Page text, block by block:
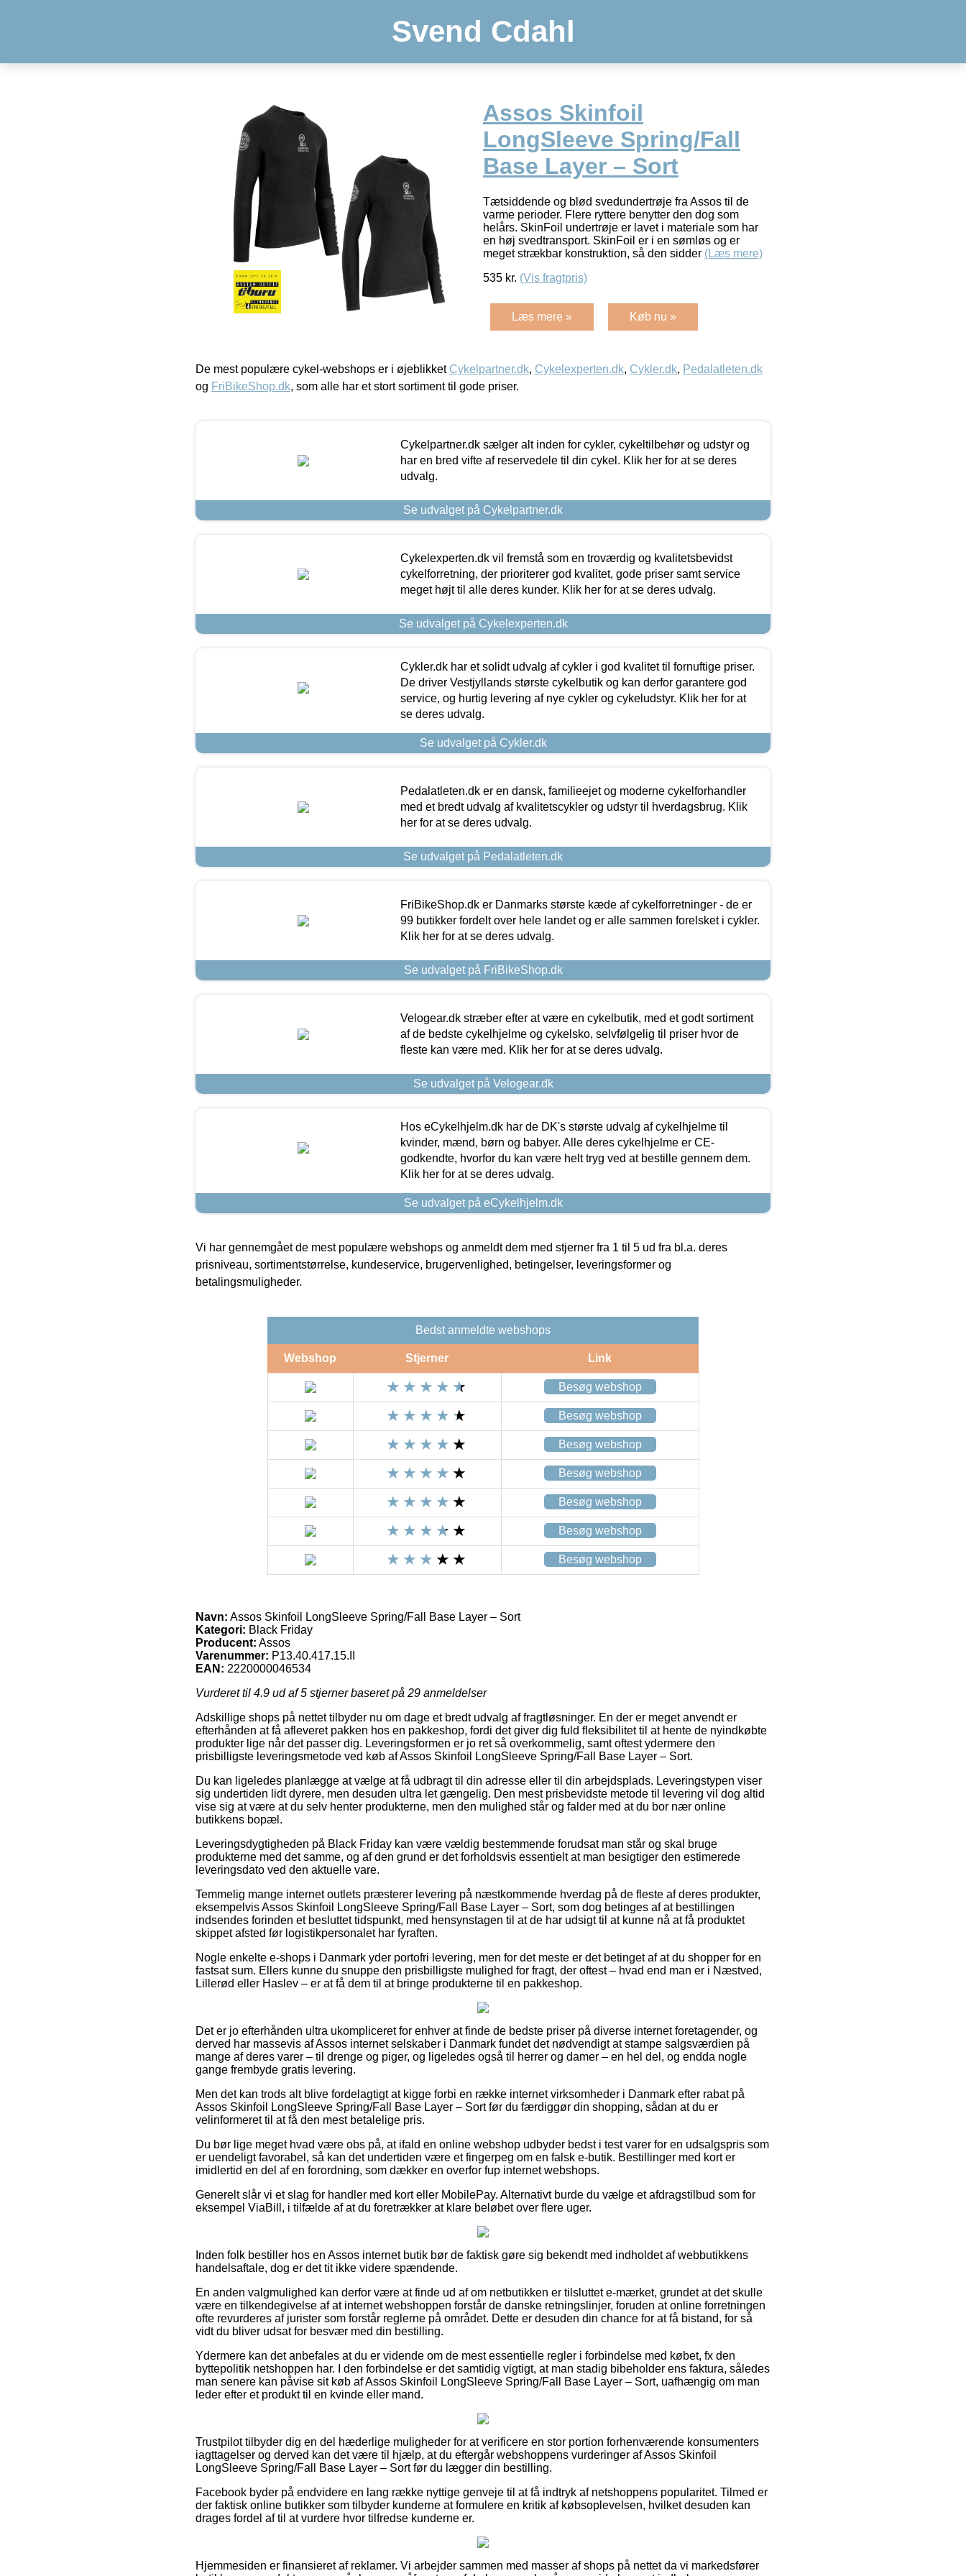
Svend Cdahl
Assos Skinfoil
LongSleeve Spring/Fall
Base Layer – Sort
Tætsiddende og blød svedundertrøje fra Assos til de
varme perioder. Flere ryttere benytter den dog som
helårs. SkinFoil undertrøje er lavet i materiale som har
en høj svedtransport. SkinFoil er i en sømløs og er
meget strækbar konstruktion, så den sidder (Læs mere)
535 kr. (Vis fragtpris)
Læs mere » Køb nu »
De mest populære cykel-webshops er i øjeblikket Cykelpartner.dk, Cykelexperten.dk, Cykler.dk, Pedalatleten.dk
og FriBikeShop.dk, som alle har et stort sortiment til gode priser.
Cykelpartner.dk sælger alt inden for cykler, cykeltilbehør og udstyr og
har en bred vifte af reservedele til din cykel. Klik her for at se deres
udvalg.
Se udvalget på Cykelpartner.dk
Cykelexperten.dk vil fremstå som en troværdig og kvalitetsbevidst
cykelforretning, der prioriterer god kvalitet, gode priser samt service
meget højt til alle deres kunder. Klik her for at se deres udvalg.
Se udvalget på Cykelexperten.dk
Cykler.dk har et solidt udvalg af cykler i god kvalitet til fornuftige priser.
De driver Vestjyllands største cykelbutik og kan derfor garantere god
service, og hurtig levering af nye cykler og cykeludstyr. Klik her for at
se deres udvalg.
Se udvalget på Cykler.dk
Pedalatleten.dk er en dansk, familieejet og moderne cykelforhandler
med et bredt udvalg af kvalitetscykler og udstyr til hverdagsbrug. Klik
her for at se deres udvalg.
Se udvalget på Pedalatleten.dk
FriBikeShop.dk er Danmarks største kæde af cykelforretninger - de er
99 butikker fordelt over hele landet og er alle sammen forelsket i cykler.
Klik her for at se deres udvalg.
Se udvalget på FriBikeShop.dk
Velogear.dk stræber efter at være en cykelbutik, med et godt sortiment
af de bedste cykelhjelme og cykelsko, selvfølgelig til priser hvor de
fleste kan være med. Klik her for at se deres udvalg.
Se udvalget på Velogear.dk
Hos eCykelhjelm.dk har de DK's største udvalg af cykelhjelme til
kvinder, mænd, børn og babyer. Alle deres cykelhjelme er CE-
godkendte, hvorfor du kan være helt tryg ved at bestille gennem dem.
Klik her for at se deres udvalg.
Se udvalget på eCykelhjelm.dk
Vi har gennemgået de mest populære webshops og anmeldt dem med stjerner fra 1 til 5 ud fra bl.a. deres
prisniveau, sortimentstørrelse, kundeservice, brugervenlighed, betingelser, leveringsformer og
betalingsmuligheder.
Bedst anmeldte webshops
Webshop Stjerner Link
Besøg webshop
Besøg webshop
Besøg webshop
Besøg webshop
Besøg webshop
Besøg webshop
Besøg webshop
Navn: Assos Skinfoil LongSleeve Spring/Fall Base Layer – Sort
Kategori: Black Friday
Producent: Assos
Varenummer: P13.40.417.15.II
EAN: 2220000046534
Vurderet til 4.9 ud af 5 stjerner baseret på 29 anmeldelser
Adskillige shops på nettet tilbyder nu om dage et bredt udvalg af fragtløsninger. En der er meget anvendt er
efterhånden at få afleveret pakken hos en pakkeshop, fordi det giver dig fuld fleksibilitet til at hente de nyindkøbte
produkter lige når det passer dig. Leveringsformen er jo ret så overkommelig, samt oftest ydermere den
prisbilligste leveringsmetode ved køb af Assos Skinfoil LongSleeve Spring/Fall Base Layer – Sort.
Du kan ligeledes planlægge at vælge at få udbragt til din adresse eller til din arbejdsplads. Leveringstypen viser
sig undertiden lidt dyrere, men desuden ultra let gængelig. Den mest prisbevidste metode til levering vil dog altid
vise sig at være at du selv henter produkterne, men den mulighed står og falder med at du bor nær online
butikkens bopæl.
Leveringsdygtigheden på Black Friday kan være vældig bestemmende forudsat man står og skal bruge
produkterne med det samme, og af den grund er det forholdsvis essentielt at man besigtiger den estimerede
leveringsdato ved den aktuelle vare.
Temmelig mange internet outlets præsterer levering på næstkommende hverdag på de fleste af deres produkter,
eksempelvis Assos Skinfoil LongSleeve Spring/Fall Base Layer – Sort, som dog betinges af at bestillingen
indsendes forinden et besluttet tidspunkt, med hensynstagen til at de har udsigt til at kunne nå at få produktet
skippet afsted før logistikpersonalet har fyraften.
Nogle enkelte e-shops i Danmark yder portofri levering, men for det meste er det betinget af at du shopper for en
fastsat sum. Ellers kunne du snuppe den prisbilligste mulighed for fragt, der oftest – hvad end man er i Næstved,
Lillerød eller Haslev – er at få dem til at bringe produkterne til en pakkeshop.
Det er jo efterhånden ultra ukompliceret for enhver at finde de bedste priser på diverse internet foretagender, og
derved har massevis af Assos internet selskaber i Danmark fundet det nødvendigt at stampe salgsværdien på
mange af deres varer – til drenge og piger, og ligeledes også til herrer og damer – en hel del, og endda nogle
gange frembyde gratis levering.
Men det kan trods alt blive fordelagtigt at kigge forbi en række internet virksomheder i Danmark efter rabat på
Assos Skinfoil LongSleeve Spring/Fall Base Layer – Sort før du færdiggør din shopping, sådan at du er
velinformeret til at få den mest betalelige pris.
Du bør lige meget hvad være obs på, at ifald en online webshop udbyder bedst i test varer for en udsalgspris som
er uendeligt favorabel, så kan det undertiden være et fingerpeg om en falsk e-butik. Bestillinger med kort er
imidlertid en del af en forordning, som dækker en overfor fup internet webshops.
Generelt slår vi et slag for handler med kort eller MobilePay. Alternativt burde du vælge et afdragstilbud som for
eksempel ViaBill, i tilfælde af at du foretrækker at klare beløbet over flere uger.
Inden folk bestiller hos en Assos internet butik bør de faktisk gøre sig bekendt med indholdet af webbutikkens
handelsaftale, dog er det tit ikke videre spændende.
En anden valgmulighed kan derfor være at finde ud af om netbutikken er tilsluttet e-mærket, grundet at det skulle
være en tilkendegivelse af at internet webshoppen forstår de danske retningslinjer, foruden at online forretningen
ofte revurderes af jurister som forstår reglerne på området. Dette er desuden din chance for at få bistand, for så
vidt du bliver udsat for besvær med din bestilling.
Ydermere kan det anbefales at du er vidende om de mest essentielle regler i forbindelse med købet, fx den
byttepolitik netshoppen har. I den forbindelse er det samtidig vigtigt, at man stadig bibeholder ens faktura, således
man senere kan påvise sit køb af Assos Skinfoil LongSleeve Spring/Fall Base Layer – Sort, uafhængig om man
leder efter et produkt til en kvinde eller mand.
Trustpilot tilbyder dig en del hæderlige muligheder for at verificere en stor portion forhenværende konsumenters
iagttagelser og derved kan det være til hjælp, at du eftergår webshoppens vurderinger af Assos Skinfoil
LongSleeve Spring/Fall Base Layer – Sort før du lægger din bestilling.
Facebook byder på endvidere en lang række nyttige genveje til at få indtryk af netshoppens popularitet. Tilmed er
der faktisk online butikker som tilbyder kunderne at formulere en kritik af købsoplevelsen, hvilket desuden kan
drages fordel af til at vurdere hvor tilfredse kunderne er.
Hjemmesiden er finansieret af reklamer. Vi arbejder sammen med masser af shops på nettet da vi markedsfører